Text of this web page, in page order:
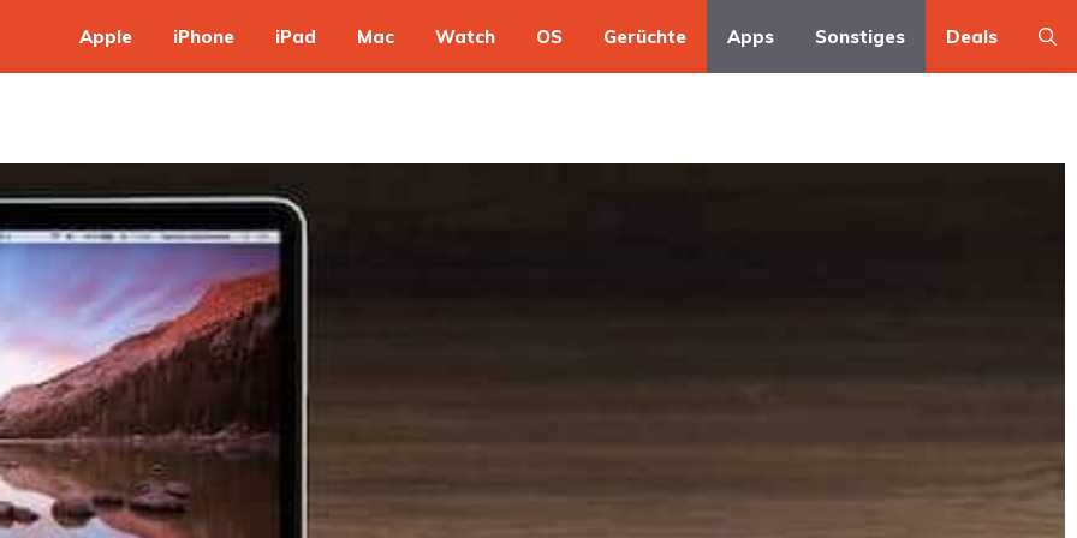
Apple iPhone iPad Mac Watch OS Gerüchte Apps Sonstiges Deals